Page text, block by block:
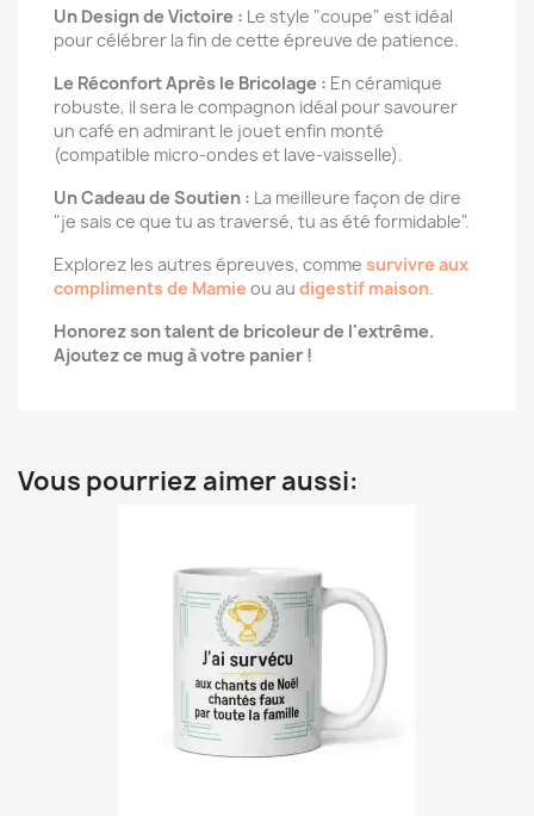
Un Design de Victoire : Le style "coupe" est idéal
pour célébrer la fin de cette épreuve de patience.
Le Réconfort Après le Bricolage : En céramique
robuste, il sera le compagnon idéal pour savourer
un café en admirant le jouet enfin monté
(compatible micro-ondes et lave-vaisselle).
Un Cadeau de Soutien : La meilleure façon de dire
"je sais ce que tu as traversé, tu as été formidable".
Explorez les autres épreuves, comme survivre aux
compliments de Mamie ou au digestif maison.
Honorez son talent de bricoleur de l'extrême.
Ajoutez ce mug à votre panier !
Vous pourriez aimer aussi: